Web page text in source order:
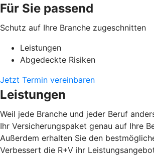
Für Sie passend
Schutz auf Ihre Branche zugeschnitten
Leistungen
Abgedeckte Risiken
Jetzt Termin vereinbaren
Leistungen
Weil jede Branche und jeder Beruf
Ihr Versicherungspaket genau auf Ihre
Außerdem erhalten Sie den
Verbessert die R+V ihr